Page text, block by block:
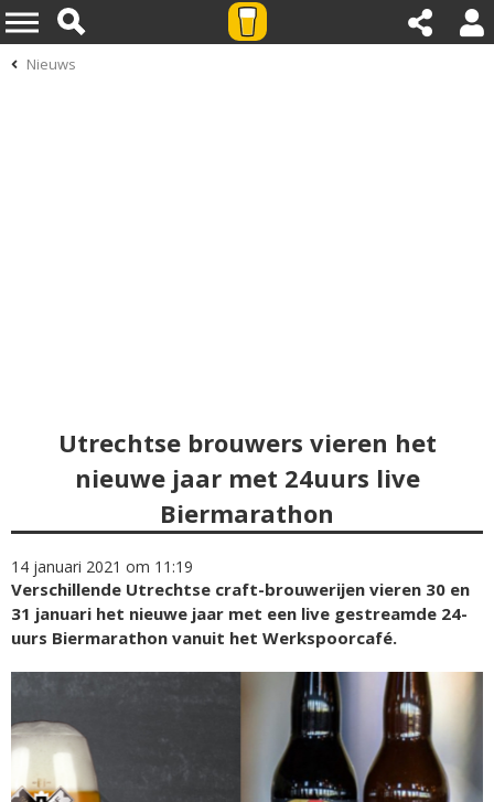
Nieuws
Utrechtse brouwers vieren het
nieuwe jaar met 24uurs live
Biermarathon
14 januari 2021 om 11:19
Verschillende Utrechtse craft-brouwerijen vieren 30 en
31 januari het nieuwe jaar met een live gestreamde 24-
uurs Biermarathon vanuit het Werkspoorcafé.